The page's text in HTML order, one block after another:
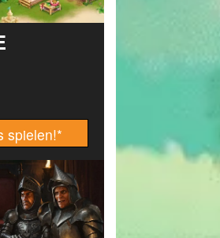
spielen!*